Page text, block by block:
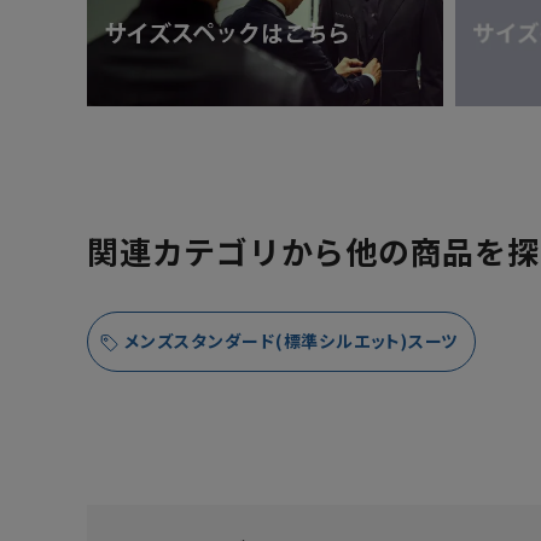
関連カテゴリから他の商品を
メンズスタンダード(標準シルエット)スーツ